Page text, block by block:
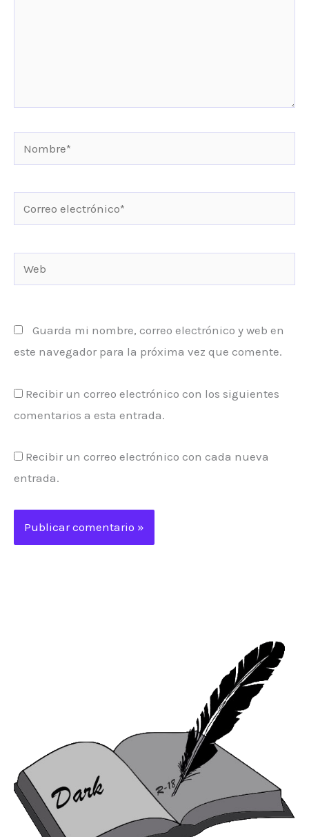
Nombre*
electrónico*
Guarda mi nombre, correo electrónico y web en
este navegador para la próxima vez que comente.
Recibir un correo electrónico con los siguientes
comentarios a esta entrada.
Recibir un correo electrónico con cada nueva
entrada.